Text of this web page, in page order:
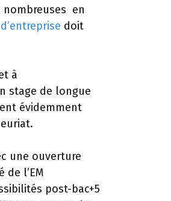
nombreuses en
doit
à
stage de longue
évidemment
une ouverture
l’EM
post-bac+5